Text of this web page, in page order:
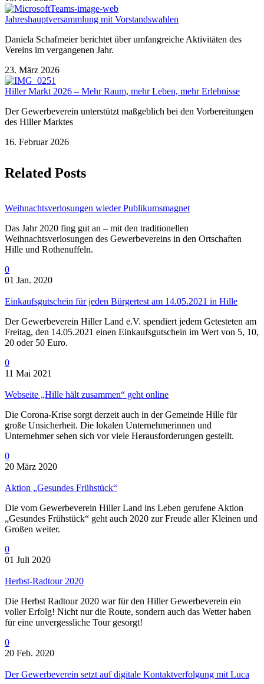
Jahreshauptversammlung mit Vorstandswahlen
Daniela Schafmeier berichtet über umfangreiche Aktivitäten des
Vereins im vergangenen Jahr.
23. März 2026
Hiller Markt 2026 – Mehr Raum, mehr Leben, mehr Erlebnisse
Der Gewerbeverein unterstützt maßgeblich bei den Vorbereitungen
des Hiller Marktes
16. Februar 2026
Related Posts
Weihnachts­verlosungen wieder Publikumsmagnet
Das Jahr 2020 fing gut an – mit den traditionellen
Weihnachtsverlosungen des Gewerbevereins in den Ortschaften
Hille und Rothenuffeln.
0
01 Jan. 2020
Einkaufsgutschein für jeden Bürgertest am 14.05.2021 in Hille
Der Gewerbeverein Hiller Land e.V. spendiert jedem Getesteten am
Freitag, den 14.05.2021 einen Einkaufsgutschein im Wert von 5, 10,
20 oder 50 Euro.
0
11 Mai 2021
Webseite „Hille hält zusammen“ geht online
Die Corona-Krise sorgt derzeit auch in der Gemeinde Hille für
große Unsicherheit. Die lokalen Unternehmerinnen und
Unternehmer sehen sich vor viele Herausforderungen gestellt.
0
20 März 2020
Aktion „Gesundes Frühstück“
Die vom Gewerbeverein Hiller Land ins Leben gerufene Aktion
„Gesundes Frühstück“ geht auch 2020 zur Freude aller Kleinen und
Großen weiter.
0
01 Juli 2020
Herbst-Radtour 2020
Die Herbst Radtour 2020 war für den Hiller Gewerbeverein ein
voller Erfolg! Nicht nur die Route, sondern auch das Wetter haben
für eine unvergessliche Tour gesorgt!
0
20 Feb. 2020
Der Gewerbeverein setzt auf digitale Kontaktverfolgung mit Luca